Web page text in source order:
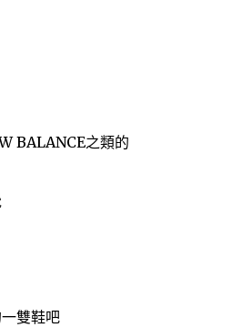
BALANCE之類的
雙鞋吧